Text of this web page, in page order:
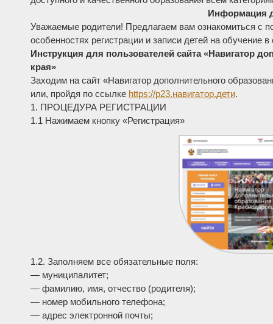
Информация
Уважаемые родители! Предлагаем вам ознакомиться с
особенностях регистрации и записи детей на обучение
Инструкция для пользователей сайта «Навигатор
края»
Заходим на сайт «Навигатор дополнительного
или, пройдя по ссылке https://р23.навигатор.дети.
1. ПРОЦЕДУРА РЕГИСТРАЦИИ
1.1 Нажимаем кнопку «Регистрация»
1.2. Заполняем все обязательные поля:
— муниципалитет;
— фамилию, имя, отчество (родителя);
— номер мобильного телефона;
— адрес электронной почты;